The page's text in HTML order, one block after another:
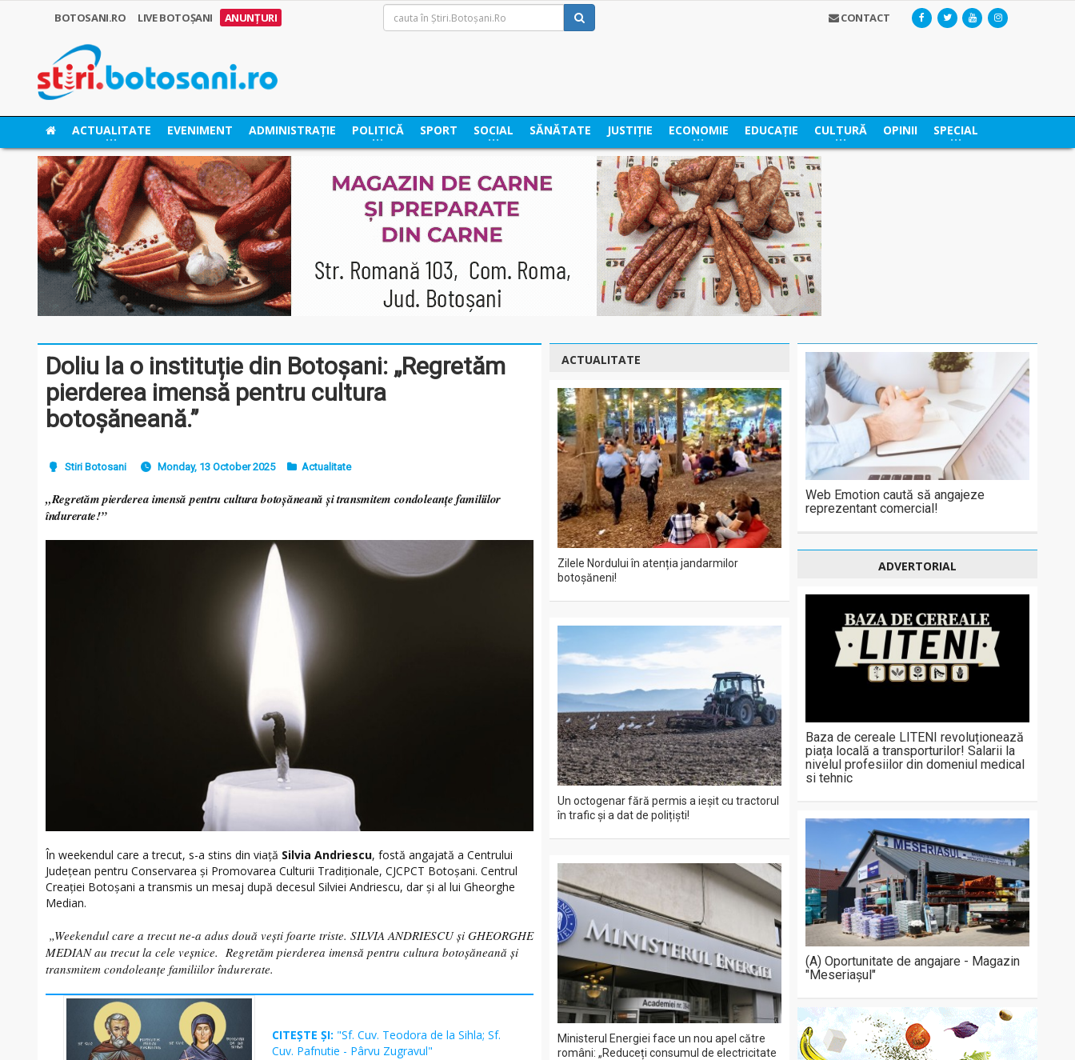
BOTOSANI.RO LIVE BOTOȘANI ANUNȚURI CONTACT
ACTUALITATE EVENIMENT ADMINISTRAȚIE POLITICĂ SPORT SOCIAL SĂNĂTATE JUSTIȚIE ECONOMIE EDUCAȚIE CULTURĂ OPINII SPECIAL
Doliu la o instituție din Botoșani: „Regretăm
pierderea imensă pentru cultura
botoșăneană.”
Stiri Botosani Monday, 13 October 2025 Actualitate
„Regretăm pierderea imensă pentru cultura botoșăneană și transmitem condoleanțe familiilor
îndurerate!”
În weekendul care a trecut, s-a stins din viață Silvia Andriescu, fostă angajată a Centrului
Județean pentru Conservarea și Promovarea Culturii Tradiționale, CJCPCT Botoșani. Centrul
Creației Botoșani a transmis un mesaj după decesul Silviei Andriescu, dar și al lui Gheorghe
Median.
„Weekendul care a trecut ne-a adus două vești foarte triste. SILVIA ANDRIESCU și GHEORGHE
MEDIAN au trecut la cele veșnice. Regretăm pierderea imensă pentru cultura botoșăneană și
transmitem condoleanțe familiilor îndurerate.
CITEȘTE ȘI: "Sf. Cuv. Teodora de la Sihla; Sf.
Cuv. Pafnutie - Pârvu Zugravul"
ACTUALITATE
Zilele Nordului în atenția jandarmilor
botoșăneni!
Un octogenar fără permis a ieșit cu tractorul
în trafic și a dat de polițiști!
Ministerul Energiei face un nou apel către
români: „Reduceți consumul de electricitate
Web Emotion caută să angajeze
reprezentant comercial!
ADVERTORIAL
Baza de cereale LITENI revoluționează
piața locală a transporturilor! Salarii la
nivelul profesiilor din domeniul medical
si tehnic
(A) Oportunitate de angajare - Magazin
"Meseriașul"